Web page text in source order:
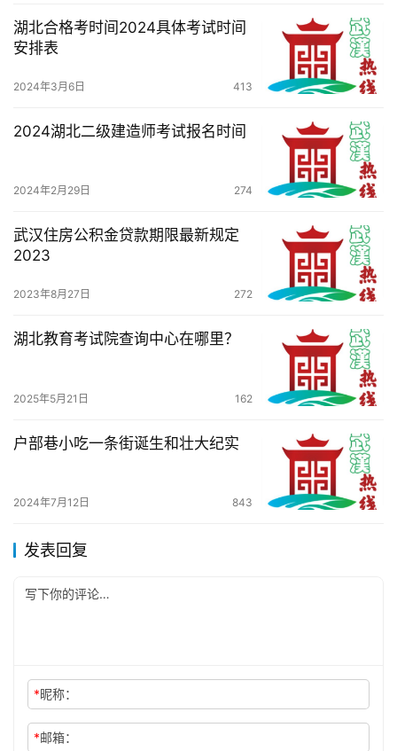
湖北合格考时间2024具体考试时间
安排表
2024年3月6日 413
2024湖北二级建造师考试报名时间
2024年2月29日 274
武汉住房公积金贷款期限最新规定
2023
2023年8月27日 272
湖北教育考试院查询中心在哪里？
2025年5月21日 162
户部巷小吃一条街诞生和壮大纪实
2024年7月12日 843
发表回复
*昵称：
*邮箱：